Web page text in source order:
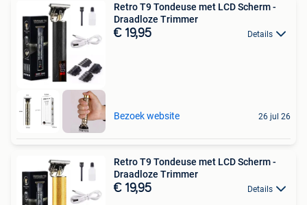
Retro T9 Tondeuse met LCD Scherm -
Draadloze Trimmer
€ 19,95 Details
Bezoek website 26 jul 26
Retro T9 Tondeuse met LCD Scherm -
Draadloze Trimmer
€ 19,95 Details